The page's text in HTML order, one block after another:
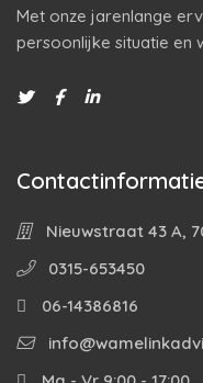
Met onze jarenlange
persoonlijke situatie en
Nieuwstraat 43 A,
0315-653450
06-14386816